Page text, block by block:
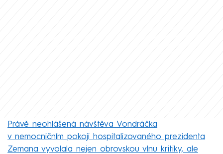
Právě neohlášená návštěva Vondráčka
v nemocničním pokoji hospitalizovaného prezidenta
Zemana vyvolala nejen obrovskou vlnu kritiky, ale